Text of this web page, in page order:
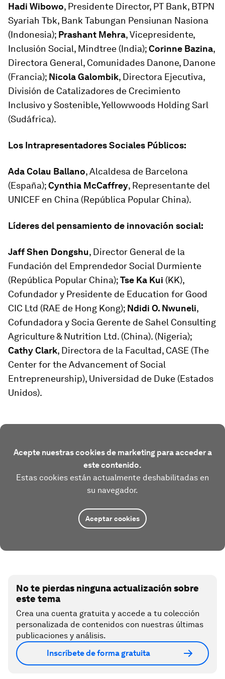
Hadi Wibowo, Presidente Director, PT Bank, BTPN
Syariah Tbk, Bank Tabungan Pensiunan Nasiona
(Indonesia); Prashant Mehra, Vicepresidente,
Inclusión Social, Mindtree (India);Corinne Bazina,
Directora General, Comunidades Danone, Danone
(Francia); Nicola Galombik, Directora Ejecutiva,
División de Catalizadores de Crecimiento
Inclusivo y Sostenible, Yellowwoods Holding Sarl
(Sudáfrica).
Los Intrapresentadores Sociales Públicos:
Ada Colau Ballano, Alcaldesa de Barcelona
(España);Cynthia McCaffrey, Representante del
UNICEF en China (República Popular China).
Líderes del pensamiento de innovación social:
Jaff Shen Dongshu, Director General de la
Fundación del Emprendedor Social Durmiente
(República Popular China);Tse Ka Kui (KK),
Cofundador y Presidente de Education for Good
CIC Ltd (RAE de Hong Kong); Ndidi O. Nwuneli,
Cofundadora y Socia Gerente de Sahel Consulting
Agriculture & Nutrition Ltd. (China). (Nigeria);
Cathy Clark, Directora de la Facultad, CASE (The
Center for the Advancement of Social
Entrepreneurship), Universidad de Duke (Estados
Unidos).
Acepte nuestras cookies de marketing para acceder a
este contenido.
Estas cookies están actualmente deshabilitadas en
su navegador.
Aceptar cookies
No te pierdas ninguna actualización sobre
este tema
Crea una cuenta gratuita y accede a tu colección
personalizada de contenidos con nuestras últimas
publicaciones y análisis.
Inscríbete de forma gratuita